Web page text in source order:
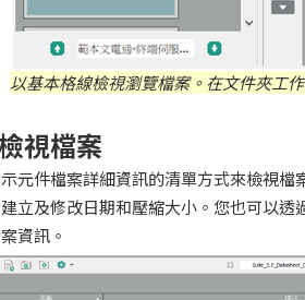
以基本格線檢視瀏覽檔案。在文件夾工
視檔案
元件檔案詳細資訊的清單方式來檢視
立及修改日期和壓縮大小。您也可以
資訊。